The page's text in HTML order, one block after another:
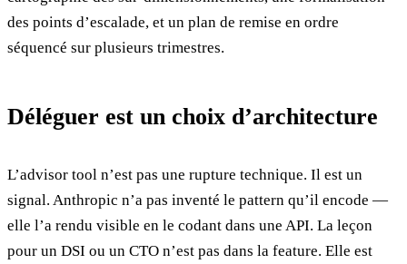
des points d’escalade, et un plan de remise en ordre
séquencé sur plusieurs trimestres.
Déléguer est un choix d’architecture
L’advisor tool n’est pas une rupture technique. Il est un
signal. Anthropic n’a pas inventé le pattern qu’il encode —
elle l’a rendu visible en le codant dans une API. La leçon
pour un DSI ou un CTO n’est pas dans la feature. Elle est